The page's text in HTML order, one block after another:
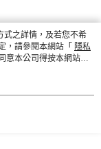
式之詳情，及若您不希
，請參閱本網站「 隱私
意本公司得按本網站使